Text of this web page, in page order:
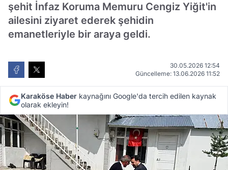
şehit İnfaz Koruma Memuru Cengiz Yiğit'in
ailesini ziyaret ederek şehidin
emanetleriyle bir araya geldi.
30.05.2026 12:54
Güncelleme: 13.06.2026 11:52
Karaköse Haber kaynağını Google'da tercih edilen kaynak
olarak ekleyin!